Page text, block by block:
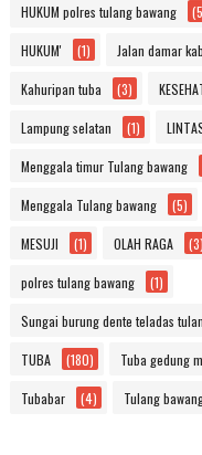
HUKUM polres tulang bawang
HUKUM' (1) Jalan damar
Kahuripan tuba (3)
Lampung selatan (1)
Menggala timur Tulang bawang
Menggala Tulang bawang (5)
MESUJI (1) OLAH RAGA (3)
polres tulang bawang (1)
Sungai burung dente teladas
TUBA (180) Tuba gedung
Tubabar (4) Tulang